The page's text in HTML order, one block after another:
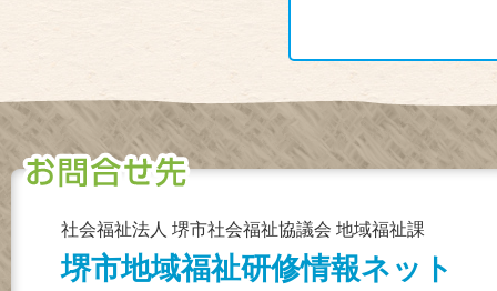
社会福祉法人 堺市社会福祉協議会 地域福祉課
堺市地域福祉研修情報ネット